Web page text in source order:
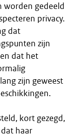
gedeeld
privacy.
dat
zijn
dat het
zijn geweest
kort gezegd,
haar